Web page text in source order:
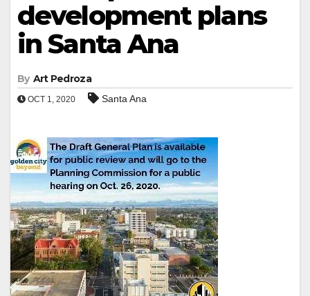
development plans
in Santa Ana
By Art Pedroza
OCT 1, 2020 Santa Ana